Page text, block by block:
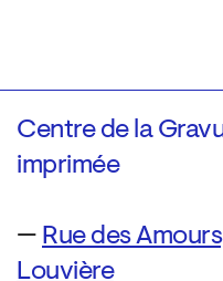
Centre de la
imprimée
— Rue des
Louvière